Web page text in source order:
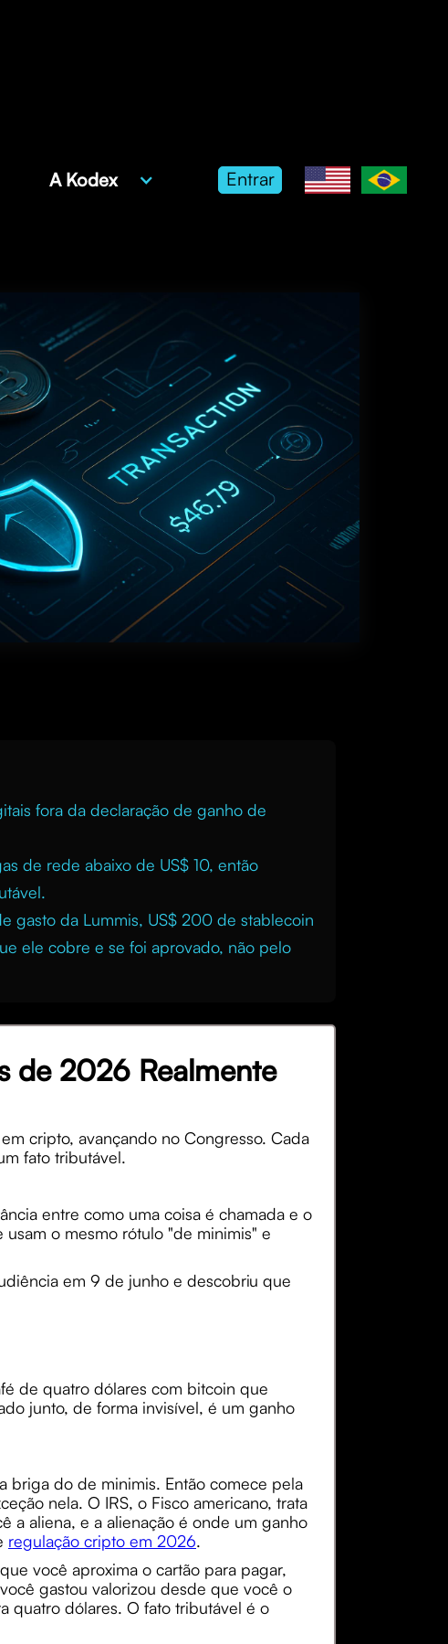
A Kodex Entrar
fora da declaração de ganho de
de rede abaixo de US$ 10, então
gasto da Lummis, US$ 200 de stablecoin
ele cobre e se foi aprovado, não pelo
de 2026 Realmente
cripto, avançando no Congresso. Cada
fato tributável.
entre como uma coisa é chamada e o
o mesmo rótulo "de minimis" e
em 9 de junho e descobriu que
de quatro dólares com bitcoin que
junto, de forma invisível, é um ganho
briga do de minimis. Então comece pela
nela. O IRS, o Fisco americano, trata
a aliena, e a alienação é onde um ganho
regulação cripto em 2026.
você aproxima o cartão para pagar,
gastou valorizou desde que você o
quatro dólares. O fato tributável é o